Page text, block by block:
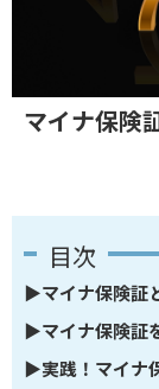
マイナ保険
▶マイナ保険証
▶マイナ保険証
▶実践！マイナ